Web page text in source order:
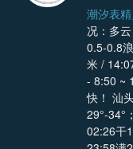
潮汐表
况：多
0.5-0.8
米 /
- 8:50 ~
快！ 汕头[2026-8-9] 天气情况：多云；水26°；气
29°-34°
02:26干